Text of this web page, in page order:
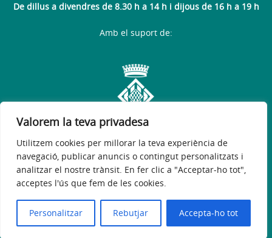
Valorem la teva privadesa
Utilitzem cookies per millorar la teva experiència de
navegació, publicar anuncis o contingut personalitzats i
analitzar el nostre trànsit. En fer clic a "Acceptar-ho tot",
acceptes l'ús que fem de les cookies.
Personalitzar Rebutjar Accepta-ho tot
De dillus a divendres de 8.30 h a 14 h i dijous de 16 h a 19 h
Avís legal Política de privacitat
Amb el suport de: